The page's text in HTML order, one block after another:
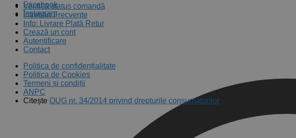
Facebook
Instagram
Verifică status comandă
Întrebări Frecvente
Info: Livrare Plată Retur
Crează un cont
Autentificare
Contact
Politica de confidențialitate
Politica de Cookies
Termeni și condiții
ANPC
Citește OUG nr. 34/2014 privind drepturile consumatorilor